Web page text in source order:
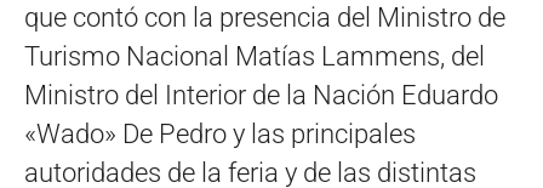
que contó con la presencia del Ministro de
Turismo Nacional Matías Lammens, del
Ministro del Interior de la Nación Eduardo
«Wado» De Pedro y las principales
autoridades de la feria y de las distintas